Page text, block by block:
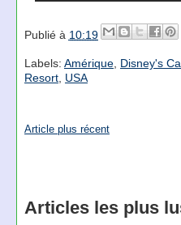
Publié à 10:19
Labels: Amérique, Disney's
Resort, USA
Article plus récent
Articles les plus